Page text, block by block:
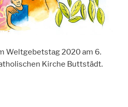
Weltgebetstag 2020 am 6.
Kirche Buttstädt.